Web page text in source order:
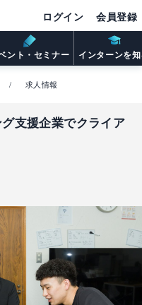
ント・セミナー インターンを
ログイン 会員登録
求人情報
グ支援企業でクライア